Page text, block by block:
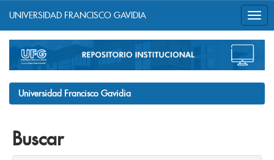
navigation
UNIVERSIDAD FRANCISCO GAVIDIA
Universidad Francisco Gavidia
Buscar